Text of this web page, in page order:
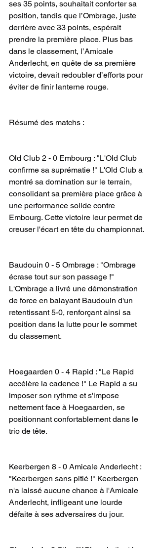
ses 35 points, souhaitait conforter sa
position, tandis que l’Ombrage, juste
derrière avec 33 points, espérait
prendre la première place. Plus bas
dans le classement, l’Amicale
Anderlecht, en quête de sa première
victoire, devait redoubler d’efforts pour
éviter de finir lanterne rouge.
Résumé des matchs :
Old Club 2 - 0 Embourg : "L'Old Club
confirme sa suprématie !" L'Old Club a
montré sa domination sur le terrain,
consolidant sa première place grâce à
une performance solide contre
Embourg. Cette victoire leur permet de
creuser l'écart en tête du championnat.
Baudouin 0 - 5 Ombrage : "Ombrage
écrase tout sur son passage !"
L'Ombrage a livré une démonstration
de force en balayant Baudouin d'un
retentissant 5-0, renforçant ainsi sa
position dans la lutte pour le sommet
du classement.
Hoegaarden 0 - 4 Rapid : "Le Rapid
accélère la cadence !" Le Rapid a su
imposer son rythme et s'impose
nettement face à Hoegaarden, se
positionnant confortablement dans le
trio de tête.
Keerbergen 8 - 0 Amicale Anderlecht :
"Keerbergen sans pitié !" Keerbergen
n'a laissé aucune chance à l'Amicale
Anderlecht, infligeant une lourde
défaite à ses adversaires du jour.